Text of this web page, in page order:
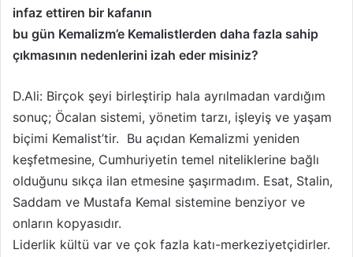
infaz ettiren bir kafanın
bu gün Kemalizm’e Kemalistlerden daha fazla sahip
çıkmasının nedenlerini izah eder misiniz?
D.Ali: Birçok şeyi birleştirip hala ayrılmadan vardığım
sonuç; Öcalan sistemi, yönetim tarzı, işleyiş ve yaşam
biçimi Kemalist’tir. Bu açıdan Kemalizmi yeniden
keşfetmesine, Cumhuriyetin temel niteliklerine bağlı
olduğunu sıkça ilan etmesine şaşırmadım. Esat, Stalin,
Saddam ve Mustafa Kemal sistemine benziyor ve
onların kopyasıdır.
Liderlik kültü var ve çok fazla katı-merkeziyetçidirler.